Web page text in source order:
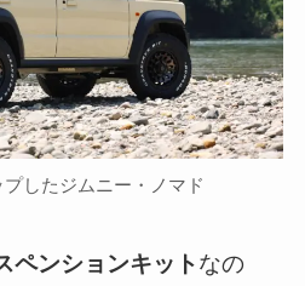
したジムニー・ノマド
ペンションキットなの